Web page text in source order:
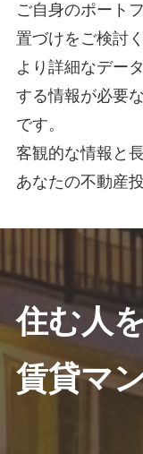
ご自身のポート
置づけをご検討く
より詳細なデー
する情報が必要
です。
客観的な情報と
あなたの不動産
住む人
賃貸マ